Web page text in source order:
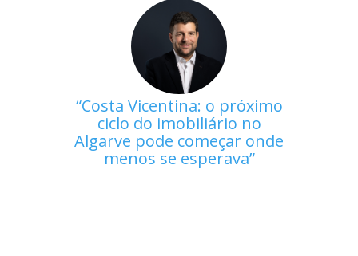
Costa Vicentina: o próximo
ciclo do imobiliário no
Algarve pode começar onde
menos se esperava